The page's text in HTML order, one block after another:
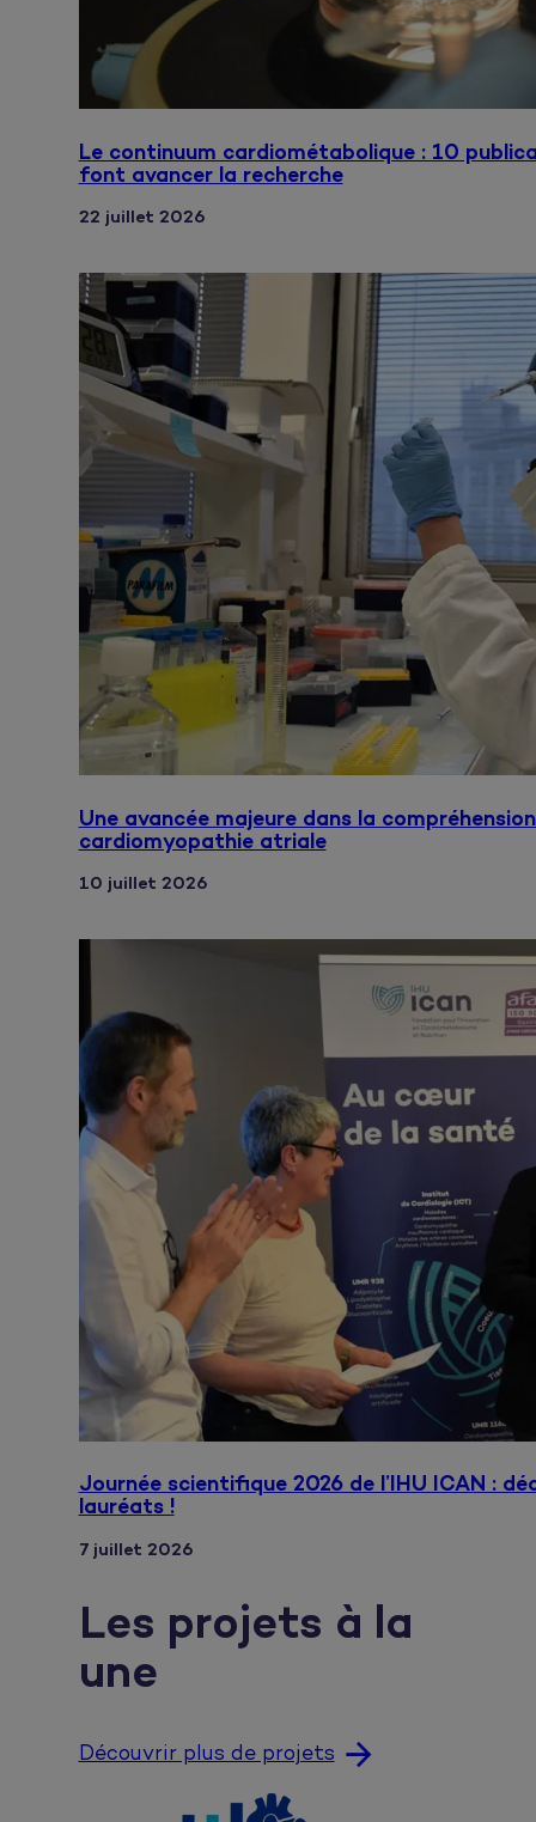
Le continuum cardiométabolique : 10
font avancer la recherche
22 juillet 2026
Une avancée majeure dans la
cardiomyopathie atriale
10 juillet 2026
Journée scientifique 2026 de l’IHU ICAN :
lauréats !
7 juillet 2026
Les projets à la
une
Découvrir plus de projets